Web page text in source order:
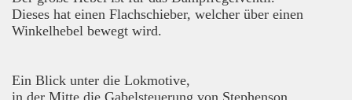
Dieses hat einen Flachschieber, welcher über einen
Winkelhebel bewegt wird.
Ein Blick unter die Lokmotive,
in der Mitte die Gabelsteuerung von Stephenson.